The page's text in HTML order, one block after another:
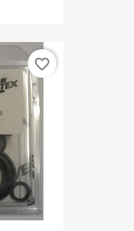
favorite_border